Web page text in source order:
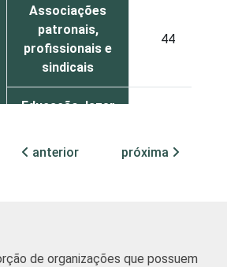
Associações
patronais,
profissionais e
sindicais
44
Educação, lazer
anterior próxima
de organizações que possuem